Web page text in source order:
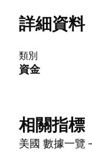
詳細資料
類別
資金
相關指標
美國 數據一覽